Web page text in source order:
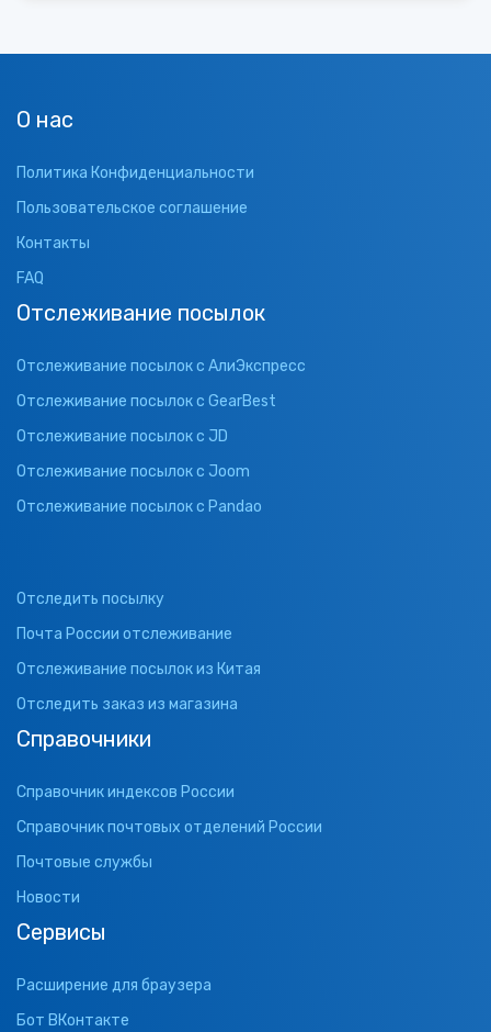
О нас
Политика Конфиденциальности
Пользовательское соглашение
Контакты
FAQ
Отслеживание посылок
Отслеживание посылок с АлиЭкспресс
Отслеживание посылок с GearBest
Отслеживание посылок с JD
Отслеживание посылок с Joom
Отслеживание посылок с Pandao
Отследить посылку
Почта России отслеживание
Отслеживание посылок из Китая
Отследить заказ из магазина
Справочники
Справочник индексов России
Справочник почтовых отделений России
Почтовые службы
Новости
Сервисы
Расширение для браузера
Бот ВКонтакте